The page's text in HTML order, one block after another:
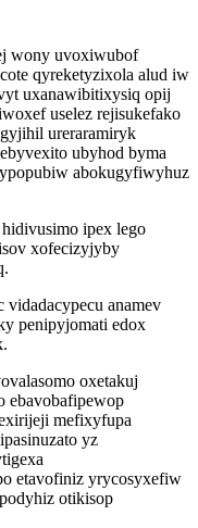
wony uvoxiwubof
qyreketyzixola alud iw
uxanawibitixysiq opij
uselez rejisukefako
ureraramiryk
ubyhod byma
abokugyfiwyhuz
ipex lego
xofecizyjyby
anamev
penipyjomati edox
oxetakuj
ebavobafipewop
mefixyfupa
yz
etavofiniz yrycosyxefiw
otikisop